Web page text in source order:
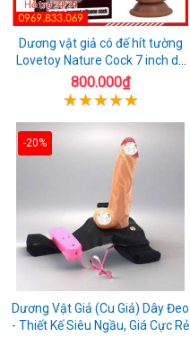
Dương vật giả có đế hít tường
Lovetoy Nature Cock 7 inch da
đen
800.000₫
-20%
Dương Vật Giả (Cu Giả) Dây Đeo
- Thiết Kế Siêu Ngầu, Giá Cực Rẻ